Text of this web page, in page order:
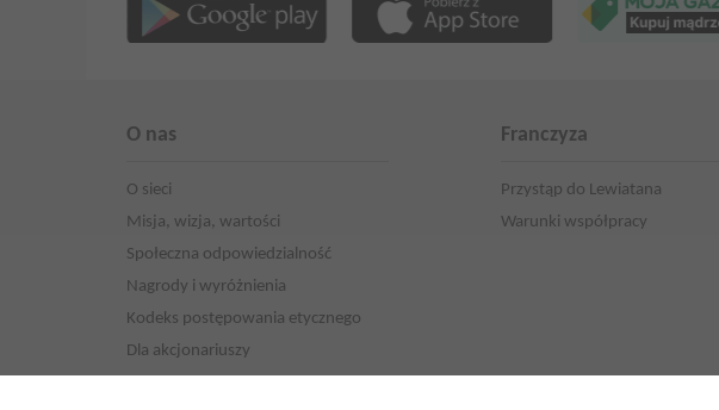
O nas
O sieci
Misja, wizja, wartości
Społeczna odpowiedzialność
Nagrody i wyróżnienia
Kodeks postępowania etycznego
Dla akcjonariuszy
Franczyza
Przystąp do Lewiatana
Warunki współpracy